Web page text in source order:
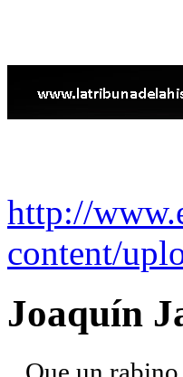
http://
content/
Joaquín